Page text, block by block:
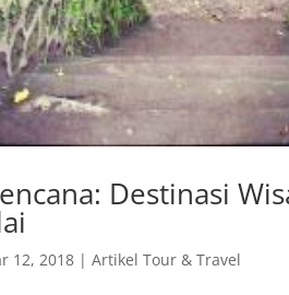
Destinasi
12, 2018 |Artikel Tour & Travel